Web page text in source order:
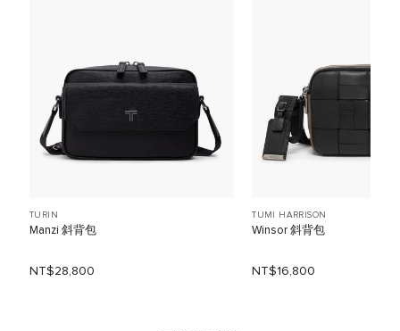
TURIN
Manzi 斜背包
NT$28,800
TUMI HARRISON
Winsor 斜背包
NT$16,800